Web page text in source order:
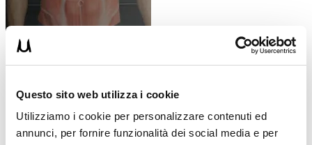
Questo sito web utilizza i cookie
Utilizziamo i cookie per personalizzare contenuti ed
annunci, per fornire funzionalità dei social media e per
PS:se ti vuoi allenare con me scegli la guida più adatta alle tue
Condividi: